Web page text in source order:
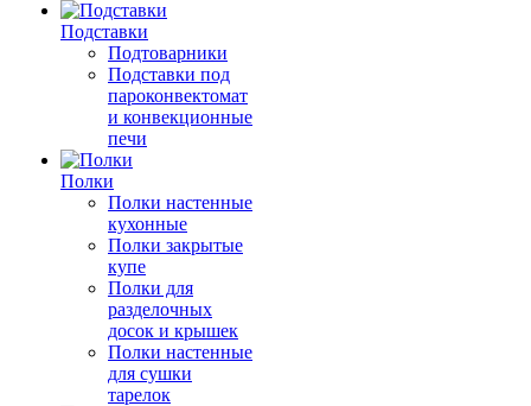
Подставки
Подтоварники
Подставки под
пароконвектомат
и конвекционные
печи
Полки
Полки настенные
кухонные
Полки закрытые
купе
Полки для
разделочных
досок и крышек
Полки настенные
для сушки
тарелок